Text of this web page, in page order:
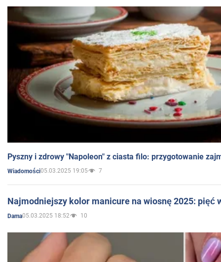
Pyszny i zdrowy "Napoleon" z ciasta filo: przygotowanie
Wiadomości05.03.2025 19:05 7
Najmodniejszy kolor manicure na wiosnę 2025: pięć
Dama05.03.2025 18:52 10